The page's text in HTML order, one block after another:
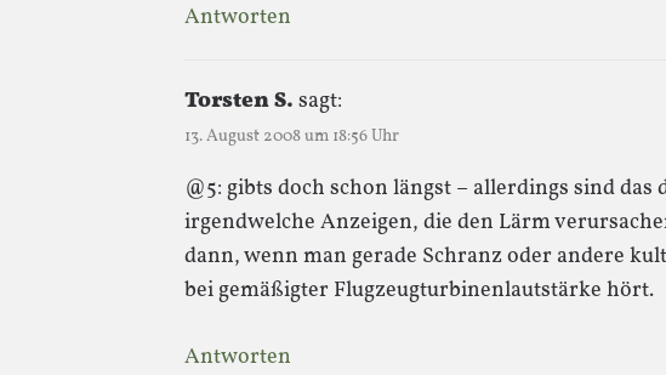
Antworten
Torsten S. sagt:
13. August 2008 um 18:56 Uhr
@5: gibts doch schon längst – allerdings sind das
irgendwelche Anzeigen, die den Lärm
dann, wenn man gerade Schranz oder andere
bei gemäßigter Flugzeugturbinenlautstärke hört.
Antworten